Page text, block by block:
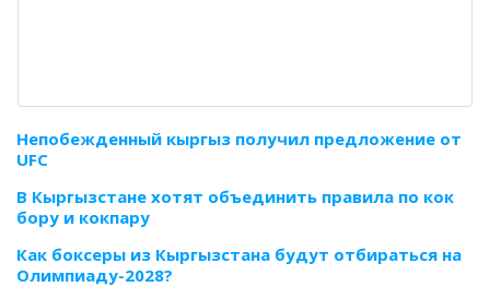
Непобежденный кыргыз получил предложение от
UFC
В Кыргызстане хотят объединить правила по кок
бору и кокпару
Как боксеры из Кыргызстана будут отбираться на
Олимпиаду-2028?